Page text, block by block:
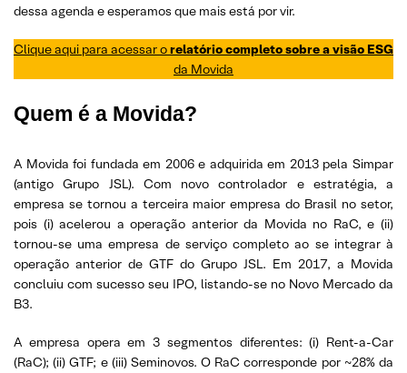
dessa agenda e esperamos que mais está por vir.
Clique aqui para acessar orelatório completo sobre a visão ESG
da Movida
Quem é a Movida?
A Movida foi fundada em 2006 e adquirida em 2013 pela Simpar
(antigo Grupo JSL). Com novo controlador e estratégia, a
empresa se tornou a terceira maior empresa do Brasil no setor,
pois (i) acelerou a operação anterior da Movida no RaC, e (ii)
tornou-se uma empresa de serviço completo ao se integrar à
operação anterior de GTF do Grupo JSL. Em 2017, a Movida
concluiu com sucesso seu IPO, listando-se no Novo Mercado da
B3.
A empresa opera em 3 segmentos diferentes: (i) Rent-a-Car
(RaC); (ii) GTF; e (iii) Seminovos. O RaC corresponde por ~28% da